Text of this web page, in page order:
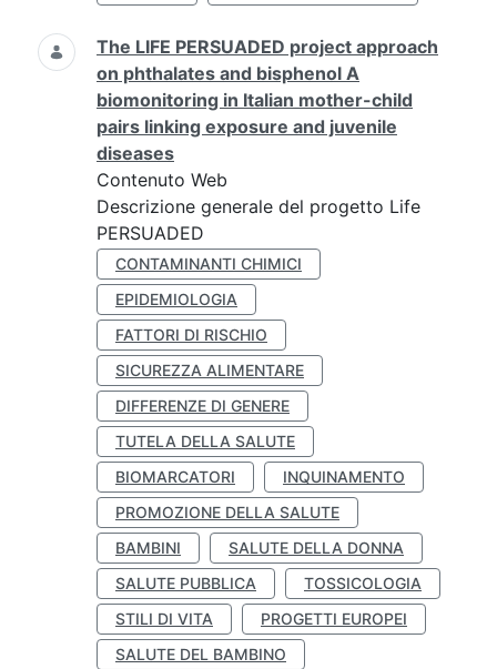
The LIFE PERSUADED project approach
on phthalates and bisphenol A
biomonitoring in Italian mother-child
pairs linking exposure and juvenile
diseases
Contenuto Web
Descrizione generale del progetto Life
PERSUADED
CONTAMINANTI CHIMICI
EPIDEMIOLOGIA
FATTORI DI RISCHIO
SICUREZZA ALIMENTARE
DIFFERENZE DI GENERE
TUTELA DELLA SALUTE
BIOMARCATORI
INQUINAMENTO
PROMOZIONE DELLA SALUTE
BAMBINI
SALUTE DELLA DONNA
SALUTE PUBBLICA
TOSSICOLOGIA
STILI DI VITA
PROGETTI EUROPEI
SALUTE DEL BAMBINO